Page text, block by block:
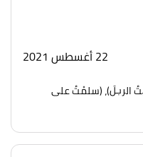
22 أغسطس 2021
الرجلَ)، (سلمْتُ على